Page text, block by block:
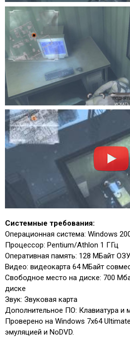
Системные требования:
Операционная система: Windows
Процессор: Pentium/Athlon 1 ГГц
Оперативная память: 128 МБайт ОЗУ
Видео: видеокарта 64 МБайт
Свободное место на диске: 700
диске
Звук: Звуковая карта
Дополнительное ПО: Клавиатура и
Проверено на Windows 7x64
эмуляцией и NoDVD.